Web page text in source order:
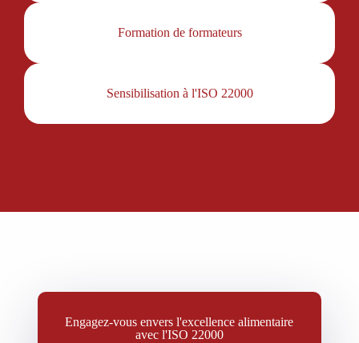
Formation de formateurs
Sensibilisation à l'ISO 22000
Engagez-vous envers l'excellence alimentaire
avec l'ISO 22000